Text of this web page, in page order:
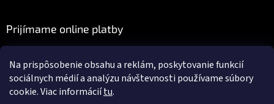
Na prispôsobenie obsahu a reklám, poskytovanie funkcií
sociálnych médií a analýzu návštevnosti používame súbory
cookie. Viac informáciítu.
Prijímame online platby